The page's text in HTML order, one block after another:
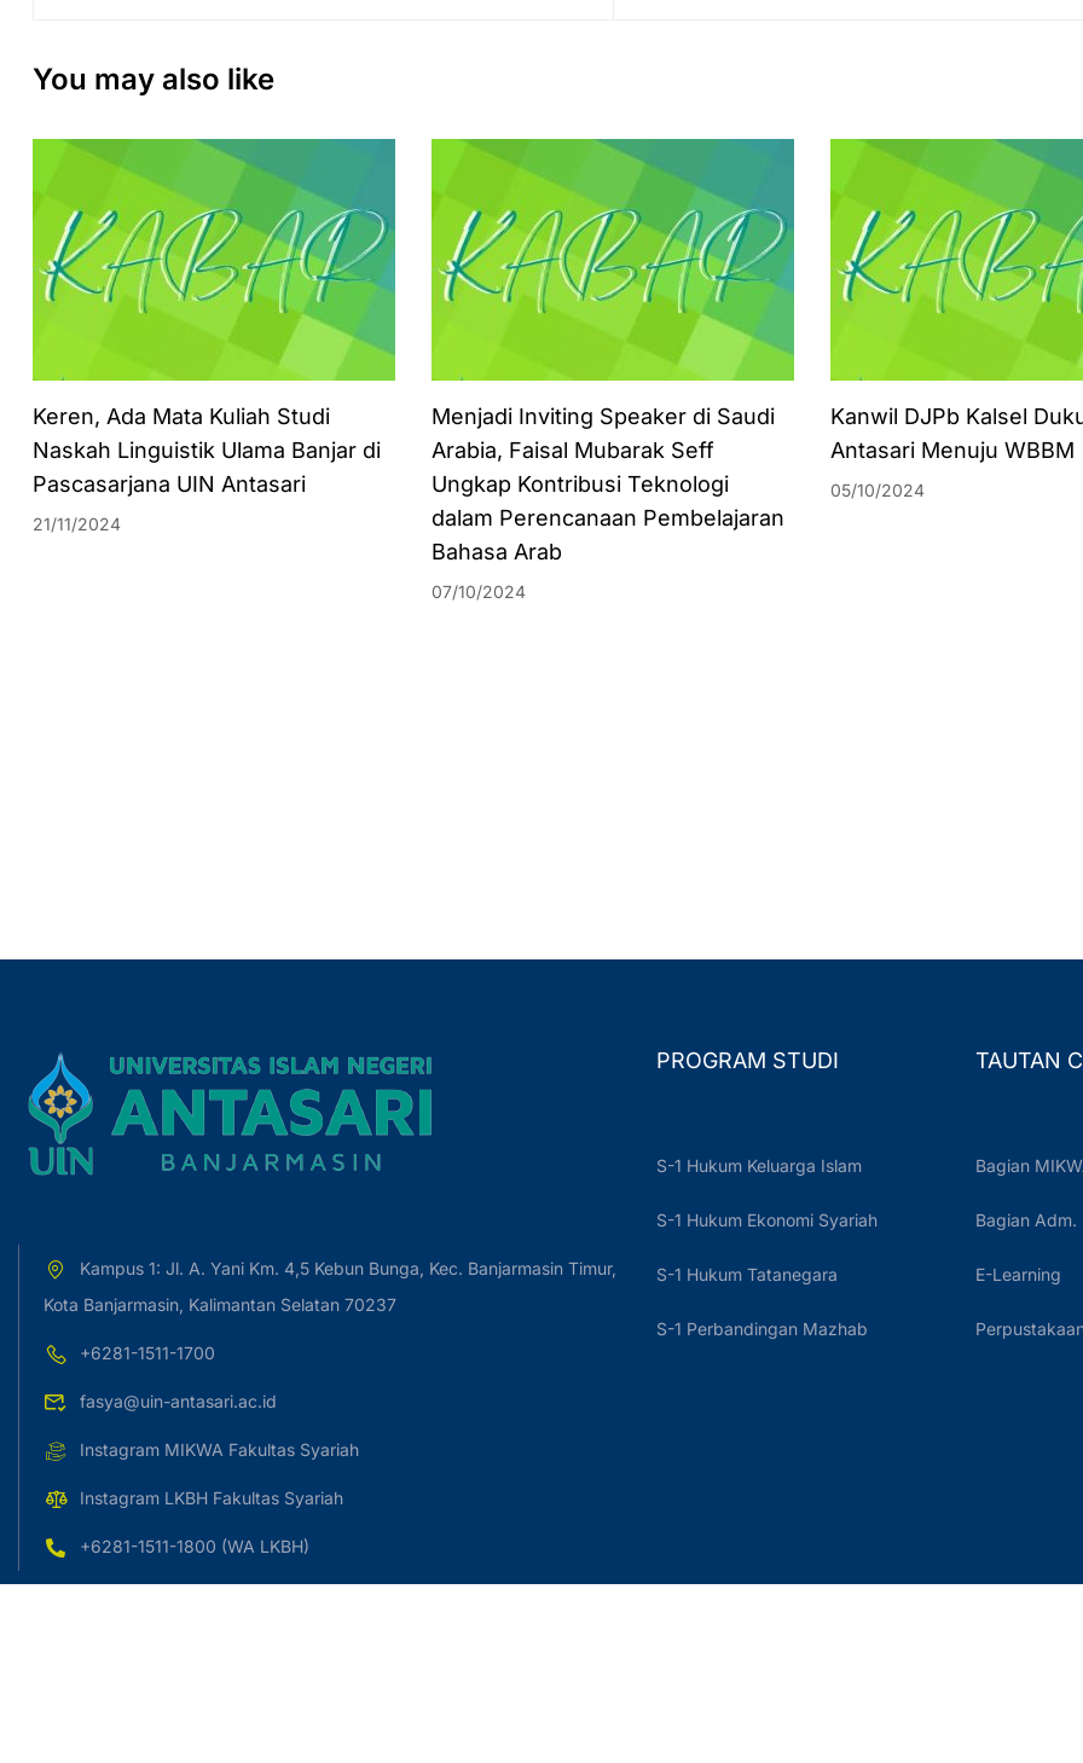
You may also like
Keren, Ada Mata Kuliah Studi
Naskah Linguistik Ulama Banjar di
Pascasarjana UIN Antasari
21/11/2024
Menjadi Inviting Speaker di Saudi
Arabia, Faisal Mubarak Seff
Ungkap Kontribusi Teknologi
dalam Perencanaan Pembelajaran
Bahasa Arab
07/10/2024
Kanwil DJPb Kalsel
Antasari Menuju WBBM
05/10/2024
Kampus 1: Jl. A. Yani Km. 4,5 Kebun Bunga, Kec. Banjarmasin Timur,
Kota Banjarmasin, Kalimantan Selatan 70237
+6281-1511-1700
fasya@uin-antasari.ac.id
Instagram MIKWA Fakultas Syariah
Instagram LKBH Fakultas Syariah
+6281-1511-1800 (WA LKBH)
PROGRAM STUDI
S-1 Hukum Keluarga Islam
S-1 Hukum Ekonomi Syariah
S-1 Hukum Tatanegara
S-1 Perbandingan Mazhab
TAUTAN
Bagian
Bagian Adm.
E-Learning